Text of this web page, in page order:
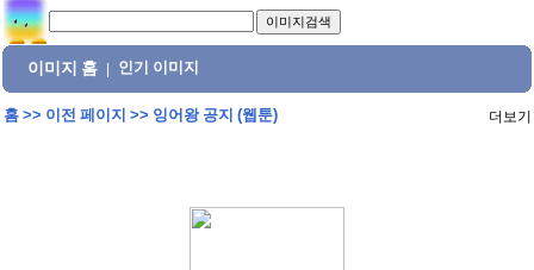
이미지 홈 인기 이미지
홈>> 이전 페이지 >> 잉어왕 공지 (웹툰) 더보기